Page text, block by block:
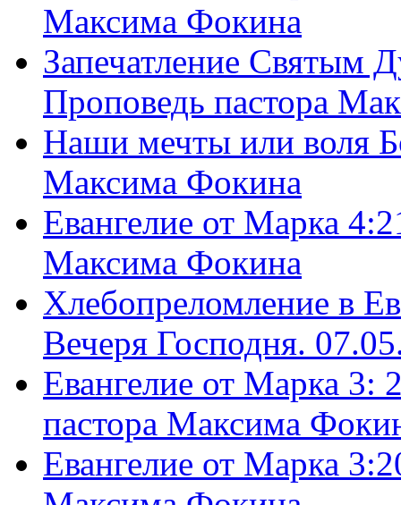
Максима Фокина
Запечатление Святым
Проповедь пастора
Наши мечты или воля
Максима Фокина
Евангелие от Марка
Максима Фокина
Хлебопреломление в
Вечеря Господня.
Евангелие от Марка 3:
пастора Максима
Евангелие от Марка